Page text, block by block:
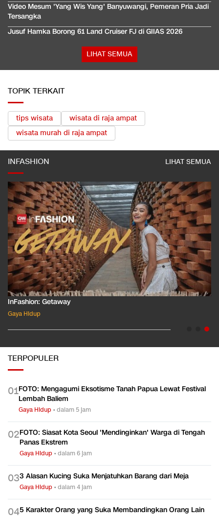
Video Mesum 'Yang Wis Yang' Banyuwangi, Pemeran Pria Jadi
Tersangka
Jusuf Hamka Borong 61 Land Cruiser FJ di GIIAS 2026
LIHAT SEMUA
TOPIK TERKAIT
tips wisata
wisata di raja ampat
wisata murah di raja ampat
INFASHION LIHAT SEMUA
InFashion: Masking the Ox
Gaya Hidup
TERPOPULER
01FOTO: Mengagumi Eksotisme Tanah Papua Lewat Festival
Lembah Baliem
Gaya Hidup •dalam 5 jam
02FOTO: Siasat Kota Seoul 'Mendinginkan' Warga di Tengah
Panas Ekstrem
Gaya Hidup •dalam 6 jam
033 Alasan Kucing Suka Menjatuhkan Barang dari Meja
Gaya Hidup •dalam 4 jam
045 Karakter Orang yang Suka Membandingkan Orang Lain